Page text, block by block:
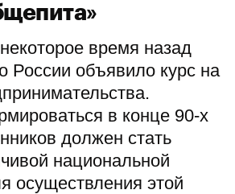
время назад
России объявило курс на
в конце 90-х
должен стать
национальной
осуществления этой